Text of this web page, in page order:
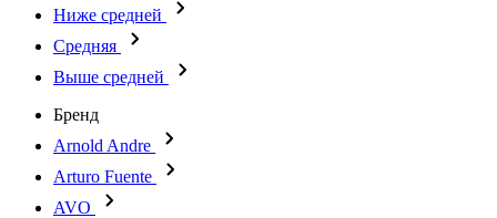
Ниже средней
Средняя
Выше средней
Бренд
Arnold Andre
Arturo Fuente
AVO